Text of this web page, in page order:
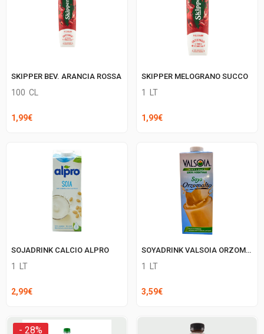
SKIPPER BEV. ARANCIA ROSSA
100 CL
1,99€
SKIPPER MELOGRANO SUCCO
1 LT
1,99€
SOJADRINK CALCIO ALPRO
1 LT
2,99€
SOYADRINK VALSOIA ORZOMALTO
1 LT
3,59€
- 28%